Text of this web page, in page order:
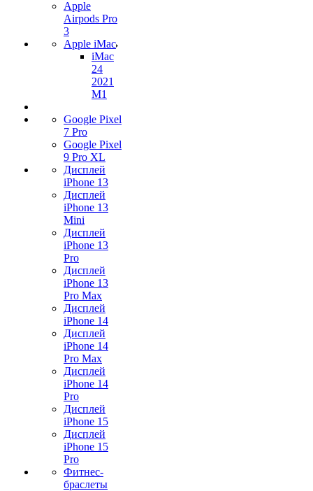
Apple
Airpods Pro
3
Apple iMac
iMac
24
2021
M1
Google Pixel
7 Pro
Google Pixel
9 Pro XL
Дисплей
iPhone 13
Дисплей
iPhone 13
Mini
Дисплей
iPhone 13
Pro
Дисплей
iPhone 13
Pro Max
Дисплей
iPhone 14
Дисплей
iPhone 14
Pro Max
Дисплей
iPhone 14
Pro
Дисплей
iPhone 15
Дисплей
iPhone 15
Pro
Фитнес-
браслеты